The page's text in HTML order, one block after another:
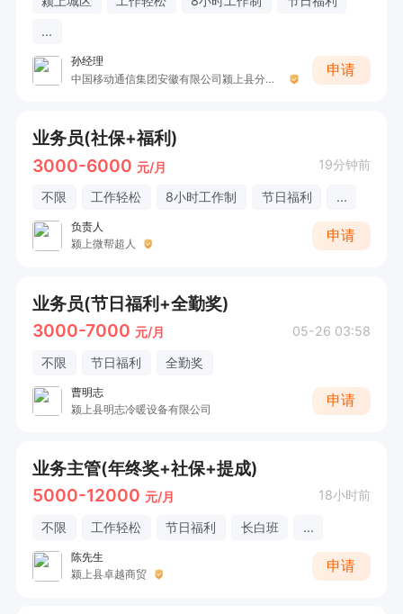
...
孙经理
中国移动通信集团安徽有限公司颍上县分公司
申请
业务员(社保+福利)
3000-6000 元/月 19分钟前
不限 工作轻松 8小时工作制 节日福利 ...
负责人
颍上微帮超人
申请
业务员(节日福利+全勤奖)
3000-7000 元/月 05-26 03:58
不限 节日福利 全勤奖
曹明志
颍上县明志冷暖设备有限公司
申请
业务主管(年终奖+社保+提成)
5000-12000 元/月 18小时前
不限 工作轻松 节日福利 长白班 ...
陈先生
颍上县卓越商贸
申请